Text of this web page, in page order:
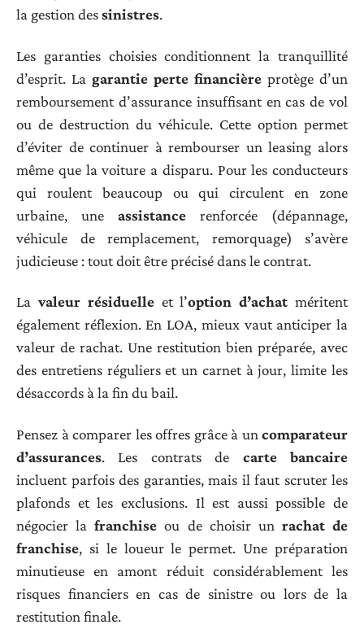
la gestion dessinistres.
Les garanties choisies conditionnent la tranquillité
d’esprit. La garantie perte financière protège d’un
remboursement d’assurance insuffisant en cas de vol
ou de destruction du véhicule. Cette option permet
d’éviter de continuer à rembourser un leasing alors
même que la voiture a disparu. Pour les conducteurs
qui roulent beaucoup ou qui circulent en zone
urbaine, une assistance renforcée (dépannage,
véhicule de remplacement, remorquage) s’avère
judicieuse : tout doit être précisé dans le contrat.
La valeur résiduelleet l’option d’achat méritent
également réflexion. En LOA, mieux vaut anticiper la
valeur de rachat. Une restitution bien préparée, avec
des entretiens réguliers et un carnet à jour, limite les
désaccords à la fin du bail.
Pensez à comparer les offres grâce à un comparateur
d’assurances. Les contrats de carte bancaire
incluent parfois des garanties, mais il faut scruter les
plafonds et les exclusions. Il est aussi possible de
négocier lafranchise ou de choisir un rachat de
franchise, si le loueur le permet. Une préparation
minutieuse en amont réduit considérablement les
risques financiers en cas de sinistre ou lors de la
restitution finale.